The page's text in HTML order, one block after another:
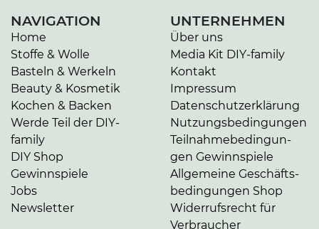
NAVIGATION
Home
Stoffe & Wolle
Basteln & Werkeln
Beauty & Kosmetik
Kochen & Backen
Werde Teil der DIY-
family
DIY Shop
Gewinnspiele
Jobs
Newsletter
UNTERNEHMEN
Über uns
Media Kit DIY-family
Kontakt
Impressum
Da­ten­schutz­er­klä­rung
Nut­zungs­be­din­gun­gen
Teil­nah­me­be­din­gun­
gen Gewinnspiele
Allgemeine Ge­schäfts­
be­din­gun­gen Shop
Widerrufsrecht für
Verbraucher